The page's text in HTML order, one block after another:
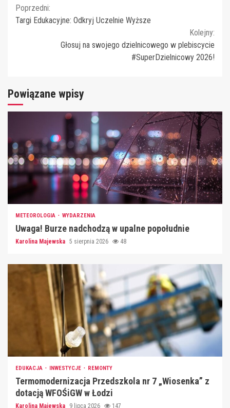
Continue
Poprzedni:
Targi Edukacyjne: Odkryj Uczelnie Wyższe
Kolejny:
Głosuj na swojego dzielnicowego w plebiscycie
#SuperDzielnicowy 2026!
Powiązane wpisy
METEOROLOGIA WYDARZENIA
Uwaga! Burze nadchodzą w upalne popołudnie
Karolina Majewska 5 sierpnia 2026 48
EDUKACJA INWESTYCJE REMONTY
Termomodernizacja Przedszkola nr 7 „Wiosenka” z
dotacją WFOŚiGW w Łodzi
Karolina Majewska 9 lipca 2026 147